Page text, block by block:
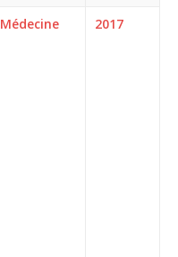
Médecine 2017